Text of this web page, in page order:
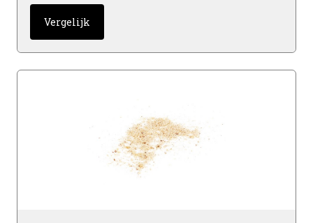
Vergelijk